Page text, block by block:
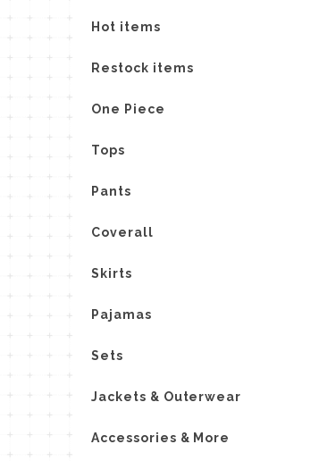
Hot items
Restock items
One Piece
Tops
Pants
Coverall
Skirts
Pajamas
Sets
Jackets & Outerwear
Accessories & More